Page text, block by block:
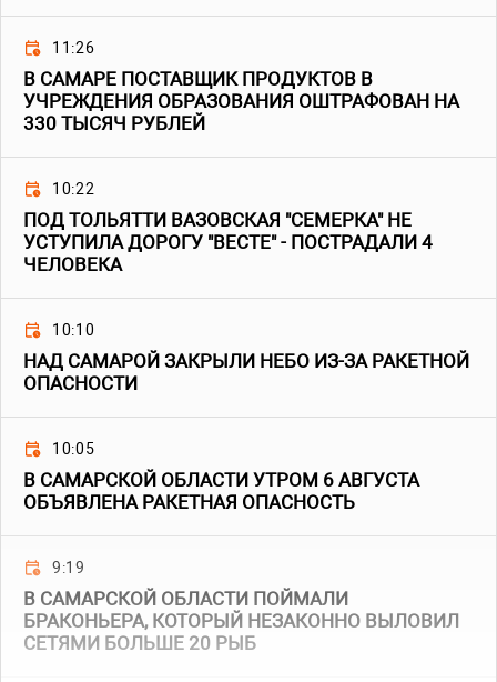
11:26
В САМАРЕ ПОСТАВЩИК ПРОДУКТОВ В
УЧРЕЖДЕНИЯ ОБРАЗОВАНИЯ ОШТРАФОВАН НА
330 ТЫСЯЧ РУБЛЕЙ
10:22
ПОД ТОЛЬЯТТИ ВАЗОВСКАЯ "СЕМЕРКА" НЕ
УСТУПИЛА ДОРОГУ "ВЕСТЕ" - ПОСТРАДАЛИ 4
ЧЕЛОВЕКА
10:10
НАД САМАРОЙ ЗАКРЫЛИ НЕБО ИЗ-ЗА РАКЕТНОЙ
ОПАСНОСТИ
10:05
В САМАРСКОЙ ОБЛАСТИ УТРОМ 6 АВГУСТА
ОБЪЯВЛЕНА РАКЕТНАЯ ОПАСНОСТЬ
9:19
В САМАРСКОЙ ОБЛАСТИ ПОЙМАЛИ
БРАКОНЬЕРА, КОТОРЫЙ НЕЗАКОННО ВЫЛОВИЛ
СЕТЯМИ БОЛЬШЕ 20 РЫБ